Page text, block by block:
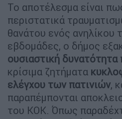
Το αποτέλεσμα είναι
περιστατικά
θανάτου ενός ανηλίκου
εβδομάδες, ο δήμος
ουσιαστική
κρίσιμα ζητήματα
ελέγχου των πατινιών,
παραπέμπονται
του ΚΟΚ. Όπως